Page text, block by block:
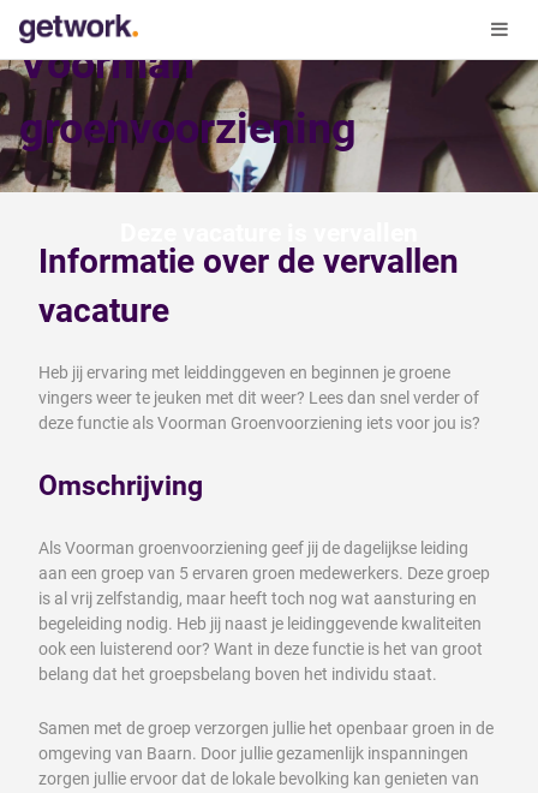
Voorman
groenvoorziening
Informatie over de vervallen
vacature
Heb jij ervaring met leiddinggeven en beginnen je groene
vingers weer te jeuken met dit weer? Lees dan snel verder of
deze functie als Voorman Groenvoorziening iets voor jou is?
Omschrijving
Als Voorman groenvoorziening geef jij de dagelijkse leiding
aan een groep van 5 ervaren groen medewerkers. Deze groep
is al vrij zelfstandig, maar heeft toch nog wat aansturing en
begeleiding nodig. Heb jij naast je leidinggevende kwaliteiten
ook een luisterend oor? Want in deze functie is het van groot
belang dat het groepsbelang boven het individu staat.
Samen met de groep verzorgen jullie het openbaar groen in de
omgeving van Baarn. Door jullie gezamenlijk inspanningen
zorgen jullie ervoor dat de lokale bevolking kan genieten van